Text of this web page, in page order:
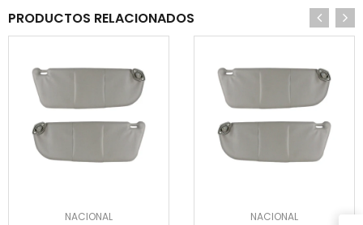
PRODUCTOS RELACIONADOS
NACIONAL NACIONAL